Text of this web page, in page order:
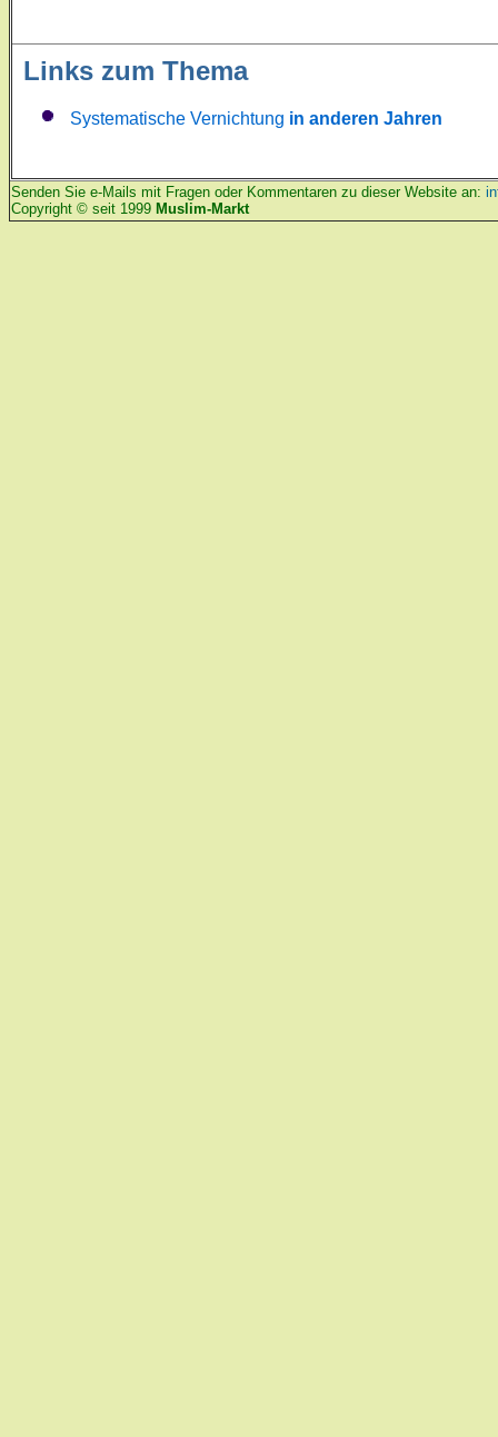
Links zum Thema
Systematische Vernichtung in anderen Jahren
Senden Sie e-Mails mit Fragen oder Kommentaren zu dieser Website an:
Copyright © seit 1999 Muslim-Markt